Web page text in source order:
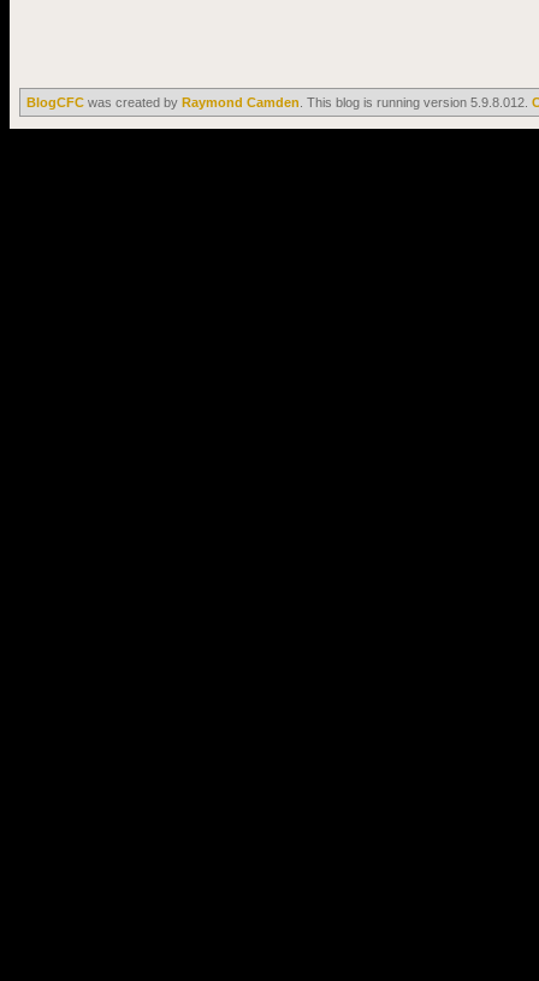
BlogCFC was created by Raymond Camden . This blog is running version 5.9.8.012.